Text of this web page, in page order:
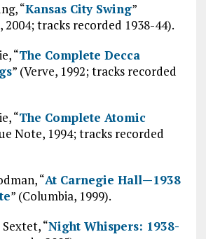
“Kansas City Swing”
2004; tracks recorded 1938-44).
“The Complete Decca
” (Verve, 1992; tracks recorded
“The Complete Atomic
Note, 1994; tracks recorded
“At Carnegie Hall—1938
” (Columbia, 1999).
“Night Whispers: 1938-